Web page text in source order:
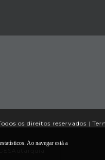
os direitos reservados |
Ao navegar está a